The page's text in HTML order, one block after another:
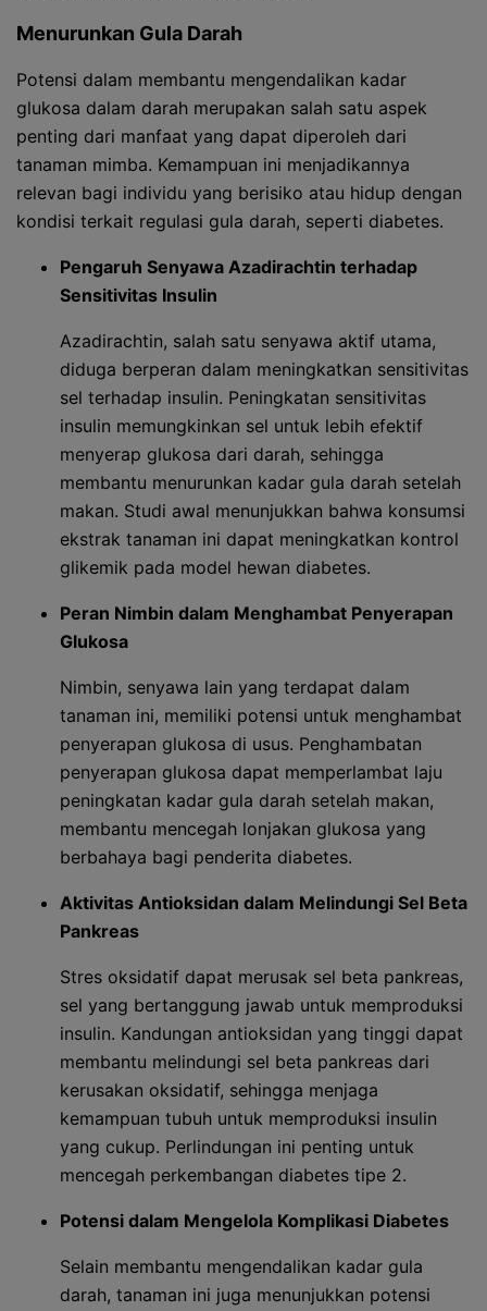
Menurunkan Gula Darah
Potensi dalam membantu mengendalikan kadar
glukosa dalam darah merupakan salah satu aspek
penting dari manfaat yang dapat diperoleh dari
tanaman mimba. Kemampuan ini menjadikannya
relevan bagi individu yang berisiko atau hidup dengan
kondisi terkait regulasi gula darah, seperti diabetes.
Pengaruh Senyawa Azadirachtin terhadap
Sensitivitas Insulin
Azadirachtin, salah satu senyawa aktif utama,
diduga berperan dalam meningkatkan sensitivitas
sel terhadap insulin. Peningkatan sensitivitas
insulin memungkinkan sel untuk lebih efektif
menyerap glukosa dari darah, sehingga
membantu menurunkan kadar gula darah setelah
makan. Studi awal menunjukkan bahwa konsumsi
ekstrak tanaman ini dapat meningkatkan kontrol
glikemik pada model hewan diabetes.
Peran Nimbin dalam Menghambat Penyerapan
Glukosa
Nimbin, senyawa lain yang terdapat dalam
tanaman ini, memiliki potensi untuk menghambat
penyerapan glukosa di usus. Penghambatan
penyerapan glukosa dapat memperlambat laju
peningkatan kadar gula darah setelah makan,
membantu mencegah lonjakan glukosa yang
berbahaya bagi penderita diabetes.
Aktivitas Antioksidan dalam Melindungi Sel Beta
Pankreas
Stres oksidatif dapat merusak sel beta pankreas,
sel yang bertanggung jawab untuk memproduksi
insulin. Kandungan antioksidan yang tinggi dapat
membantu melindungi sel beta pankreas dari
kerusakan oksidatif, sehingga menjaga
kemampuan tubuh untuk memproduksi insulin
yang cukup. Perlindungan ini penting untuk
mencegah perkembangan diabetes tipe 2.
Potensi dalam Mengelola Komplikasi Diabetes
Selain membantu mengendalikan kadar gula
darah, tanaman ini juga menunjukkan potensi